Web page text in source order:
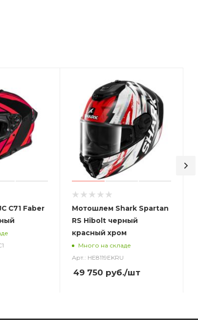
C71 Faber
Мотошлем Shark Spartan
RS Hibolt черный
красный хром
Много на складе
Арт.: HE8119EKRU
49 750 руб./шт